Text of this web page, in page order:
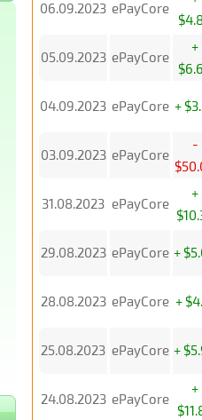
06.09.2023 ePayCore
05.09.2023 ePayCore
+
04.09.2023 ePayCore +
03.09.2023 ePayCore
-
31.08.2023 ePayCore
+
29.08.2023 ePayCore +
28.08.2023 ePayCore +
25.08.2023 ePayCore +
24.08.2023 ePayCore
+